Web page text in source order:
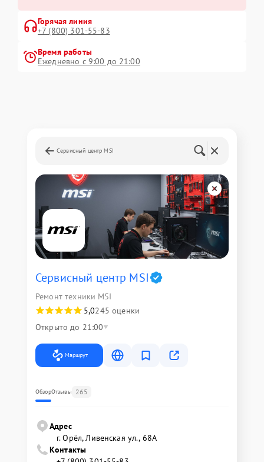
Горячая линия
+7 (800) 301-55-83
Время работы
Ежедневно с 9:00 до 21:00
Сервисный центр MSI
Сервисный центр MSI
Ремонт техники MSI
5,0245 оценки
Открыто до 21:00
Маршрут
ОбзорОтзывы 265
Адрес
г. Орёл, Ливенская ул., 68А
Контакты